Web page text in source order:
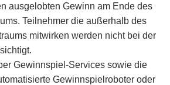
ausgelobten Gewinn am Ende des
Teilnehmer die außerhalb des
mitwirken werden nicht bei der
Gewinnspiel-Services sowie die
Gewinnspielroboter oder